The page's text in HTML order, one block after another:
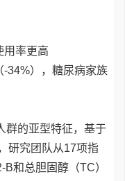
用率更高
-34%），糖尿病家族
群的亚型特征，基于
研究团队从17项指
和总胆固醇（TC）